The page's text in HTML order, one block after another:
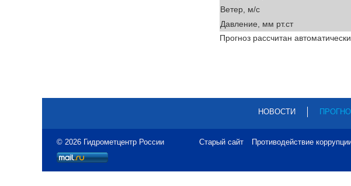
Ветер, м/с
Давление, мм рт.ст
Прогноз рассчитан
НОВОСТИ
© 2026 Гидрометцентр России Старый сайт Противодействие